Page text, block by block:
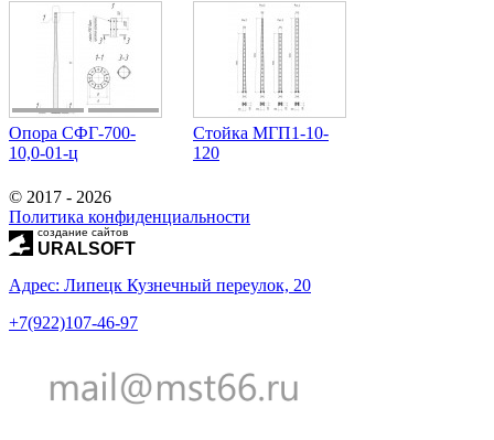
Опора СФГ-700-
10,0-01-ц
Стойка МГП1-10-
120
© 2017 - 2026
Политика конфиденциальности
создание сайтов
URALSOFT
Адрес: Липецк Кузнечный переулок, 20
+7(922)107-46-97